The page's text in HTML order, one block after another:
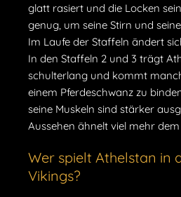
glatt rasiert und die Locken
genug, um seine Stirn und
Im Laufe der Staffeln ändert
In den Staffeln 2 und 3 trägt
schulterlang und kommt
einem Pferdeschwanz zu
seine Muskeln sind stärker
Aussehen ähnelt viel mehr
Wer spielt Athelstan in
Vikings?